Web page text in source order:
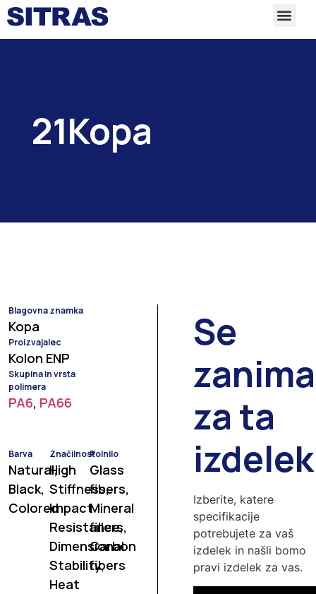
21Kopa
Blagovna znamka
Kopa
Proizvajalec
Kolon ENP
Skupina in vrsta
polimera
PA6, PA66
Barva
Natural,
Black,
Colored
Značilnost
High
Stiffness,
Impact
Resistance,
Dimensional
Stability,
Heat
Polnilo
Glass
fibers,
Mineral
fillers,
Carbon
fibers
Se
za ta
Izberite, katere
specifikacije
potrebujete za vaš
izdelek in našli bomo
pravi izdelek za vas.